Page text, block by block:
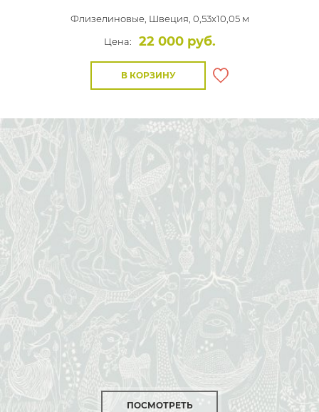
Флизелиновые, Швеция, 0,53x10,05 м
Цена:
22 000 руб.
В КОРЗИНУ
ПОСМОТРЕТЬ